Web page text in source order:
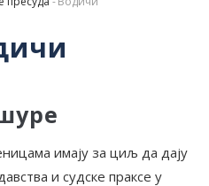
имају за циљ да дају
и судске праксе у